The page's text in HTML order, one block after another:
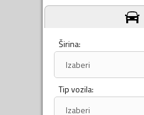
Širina:
Izaberi
Tip vozila:
Izaberi